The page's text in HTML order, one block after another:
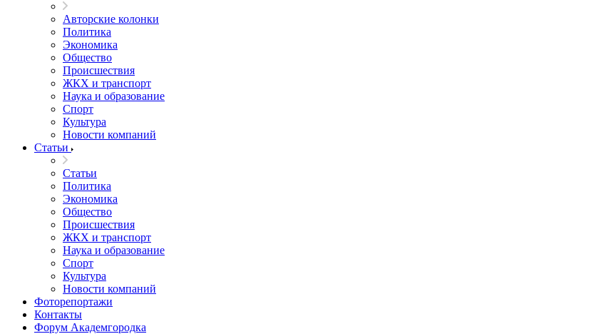
Авторские колонки
Политика
Экономика
Общество
Происшествия
ЖКХ и транспорт
Наука и образование
Спорт
Культура
Новости компаний
Статьи
Статьи
Политика
Экономика
Общество
Происшествия
ЖКХ и транспорт
Наука и образование
Спорт
Культура
Новости компаний
Фоторепортажи
Контакты
Форум Академгородка